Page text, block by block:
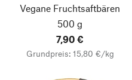
Vegane Fruchtsaftbären
500 g
7,90 €
Grundpreis: 15,80 €/kg